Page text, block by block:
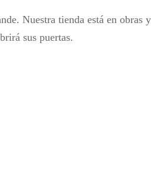
Nuestra tienda está en obras y
sus puertas.